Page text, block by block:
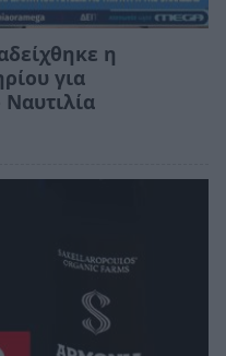
η
για
Ναυτιλία